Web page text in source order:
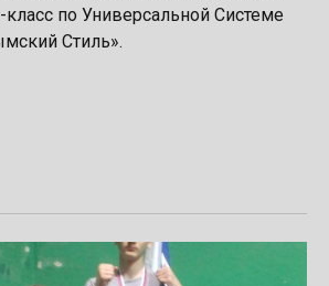
по Универсальной Системе
Стиль».